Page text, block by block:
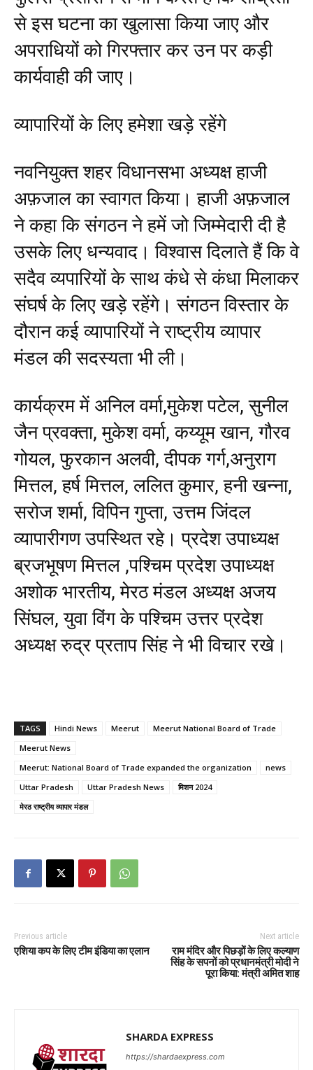
से इस घटना का खुलासा किया जाए और
अपराधियों को गिरफ्तार कर उन पर कड़ी
कार्यवाही की जाए।
व्यापारियों के लिए हमेशा खड़े रहेंगे
नवनियुक्त शहर विधानसभा अध्यक्ष हाजी
अफ़जाल का स्वागत किया। हाजी अफ़जाल
ने कहा कि संगठन ने हमें जो जिम्मेदारी दी है
उसके लिए धन्यवाद। विश्वास दिलाते हैं कि वे
सदैव व्यपारियों के साथ कंधे से कंधा मिलाकर
संघर्ष के लिए खड़े रहेंगे। संगठन विस्तार के
दौरान कई व्यापारियों ने राष्ट्रीय व्यापार
मंडल की सदस्यता भी ली।
कार्यक्रम में अनिल वर्मा,मुकेश पटेल, सुनील
जैन प्रवक्ता, मुकेश वर्मा, कय्यूम खान, गौरव
गोयल, फुरकान अलवी, दीपक गर्ग,अनुराग
मित्तल, हर्ष मित्तल, ललित कुमार, हनी खन्ना,
सरोज शर्मा, विपिन गुप्ता, उत्तम जिंदल
व्यापारीगण उपस्थित रहे। प्रदेश उपाध्यक्ष
ब्रजभूषण मित्तल ,पश्चिम प्रदेश उपाध्यक्ष
अशोक भारतीय, मेरठ मंडल अध्यक्ष अजय
सिंघल, युवा विंग के पश्चिम उत्तर प्रदेश
अध्यक्ष रुद्र प्रताप सिंह ने भी विचार रखे।
TAGS Hindi News Meerut
Meerut National Board of Trade
Meerut News
Meerut: National Board of Trade expanded the organization
news
Uttar Pradesh
Uttar Pradesh News
मिशन 2024
मेरठ राष्ट्रीय व्यापार मंडल
Previous article
एशिया कप के लिए टीम इंडिया का एलान
Next article
राम मंदिर और पिछड़ों के लिए कल्‍याण
सिंह के सपनों को प्रधानमंत्री मोदी ने
पूरा किया: मंत्री अमित शाह
SHARDA EXPRESS
https://shardaexpress.com